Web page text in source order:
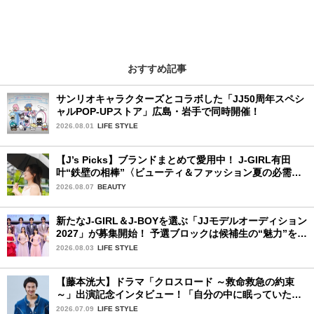
おすすめ記事
サンリオキャラクターズとコラボした「JJ50周年スペシ
ャルPOP-UPストア」広島・岩手で同時開催！
2026.08.01 LIFE STYLE
【J’s Picks】ブランドまとめて愛用中！ J-GIRL有田
叶“鉄壁の相棒”〈ビューティ＆ファッション夏の必需
品〉
2026.08.07 BEAUTY
新たなJ-GIRL＆J-BOYを選ぶ「JJモデルオーディション
2027」が募集開始！ 予選ブロックは候補生の“魅力”を重
視した「新システム」に変わります
2026.08.03 LIFE STYLE
【藤本洸大】ドラマ「クロスロード ～救命救急の約束
～」出演記念インタビュー！「自分の中に眠っていた熱
を思い出させてもらった作品です」
2026.07.09 LIFE STYLE